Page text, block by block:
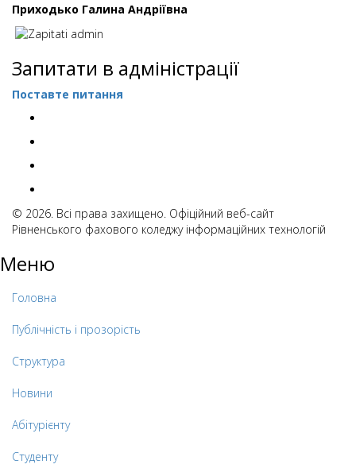
Приходько Галина Андріївна
Запитати в адміністрації
Поставте питання
© 2026. Всі права захищено. Офіційний веб-сайт
Рівненського фахового коледжу інформаційних технологій
Меню
Головна
Публічність і прозорість
Структура
Новини
Абітурієнту
Студенту